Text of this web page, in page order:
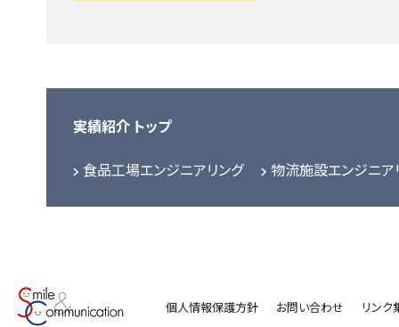
実績紹介 トップ
食品工場エンジニアリング 物流施設エンジニア
個人情報保護方針 お問い合わせ リンク